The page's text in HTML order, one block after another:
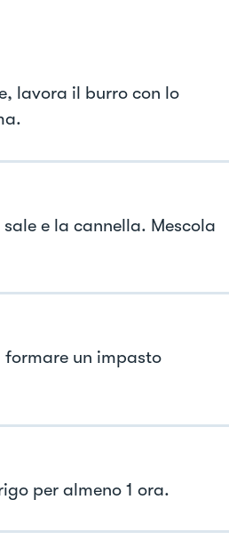
lavora il burro con lo
e la cannella. Mescola
un impasto
per almeno 1 ora.